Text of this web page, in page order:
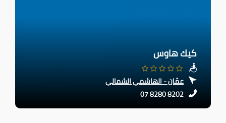
كيك هاوس
عمّان - الهاشمي الشمالي
07 8280 8202